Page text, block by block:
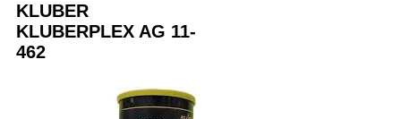
KLUBER
KLUBERPLEX AG 11-
462